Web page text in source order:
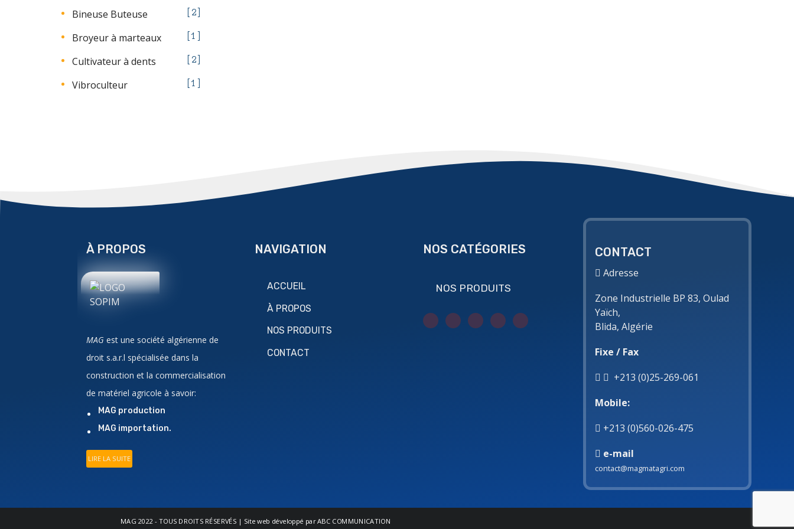
Bineuse Buteuse 2
Broyeur à marteaux 1
Cultivateur à dents 2
Vibroculteur 1
À PROPOS
MAG est une société algérienne de
droit s.a.r.l spécialisée dans la
construction et la commercialisation
de matériel agricole à savoir:
MAG production
MAG importation.
LIRE LA SUITE
NAVIGATION
ACCUEIL
À PROPOS
NOS PRODUITS
CONTACT
NOS CATÉGORIES
NOS PRODUITS
CONTACT
Adresse
Zone Industrielle BP 83, Oulad
Yaïch,
Blida, Algérie
Fixe / Fax
+213 (0)25-269-061
Mobile:
+213 (0)560-026-475
e-mail
contact@magmatagri.com
MAG2022 - TOUS DROITS RÉSERVÉS | Site web développé par ABC COMMUNICATION